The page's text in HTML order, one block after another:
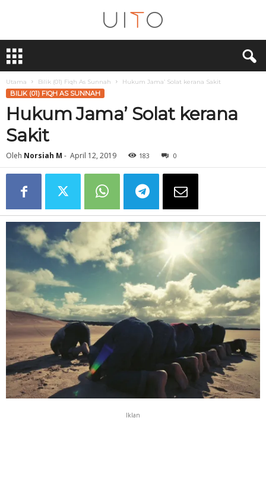
T
Utama Bilik (01) Fiqh As Sunnah Hukum Jama’ Solat kerana Sakit
BILIK (01) FIQH AS SUNNAH
Hukum Jama’ Solat kerana
Sakit
Oleh Norsiah M - April 12, 2019 183 0
Iklan